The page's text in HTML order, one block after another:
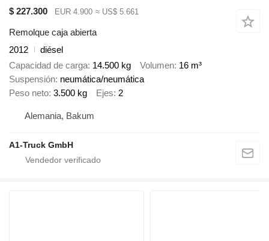
$ 227.300
EUR 4.900 ≈ US$ 5.661
Remolque caja abierta
2012
diésel
Capacidad de carga 14.500 kg Volumen 16 m³
Suspensión neumática/neumática
Peso neto 3.500 kg Ejes 2
Alemania, Bakum
A1-Truck GmbH